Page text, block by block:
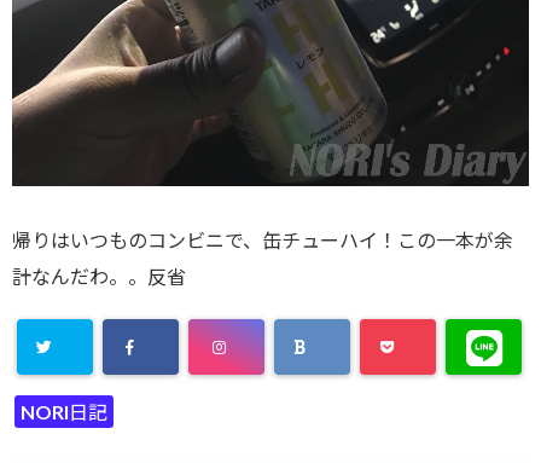
帰りはいつものコンビニで、缶チューハイ！この一本が余
計なんだわ。。反省
NORI日記